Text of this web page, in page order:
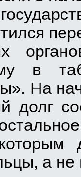
в
На
долг
а